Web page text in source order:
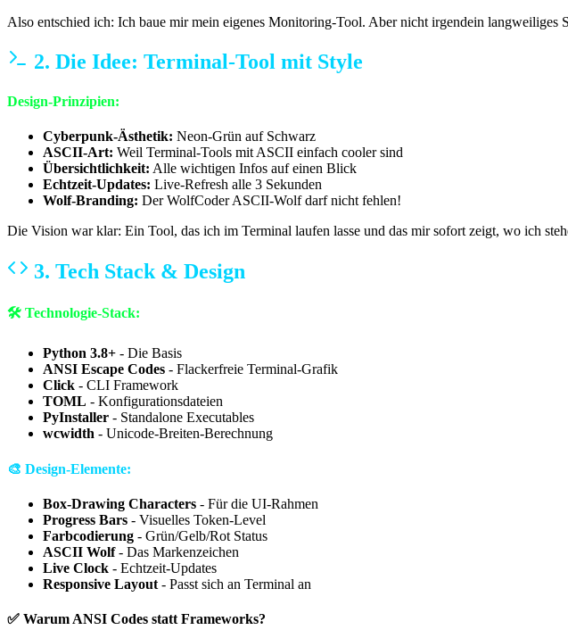
Also entschied ich: Ich baue mir mein eigenes Monitoring-Tool. Aber nicht irgendein
2. Die Idee: Terminal-Tool mit Style
Design-Prinzipien:
Cyberpunk-Ästhetik: Neon-Grün auf Schwarz
ASCII-Art: Weil Terminal-Tools mit ASCII einfach cooler sind
Übersichtlichkeit: Alle wichtigen Infos auf einen Blick
Echtzeit-Updates: Live-Refresh alle 3 Sekunden
Wolf-Branding: Der WolfCoder ASCII-Wolf darf nicht fehlen!
Die Vision war klar: Ein Tool, das ich im Terminal laufen lasse und das mir sofort zeigt, wo ich
3. Tech Stack & Design
🛠️ Technologie-Stack:
Python 3.8+ - Die Basis
ANSI Escape Codes - Flackerfreie Terminal-Grafik
Click - CLI Framework
TOML - Konfigurationsdateien
PyInstaller - Standalone Executables
wcwidth - Unicode-Breiten-Berechnung
🎨 Design-Elemente:
Box-Drawing Characters - Für die UI-Rahmen
Progress Bars - Visuelles Token-Level
Farbcodierung - Grün/Gelb/Rot Status
ASCII Wolf- Das Markenzeichen
Live Clock - Echtzeit-Updates
Responsive Layout - Passt sich an Terminal an
✅ Warum ANSI Codes statt Frameworks?